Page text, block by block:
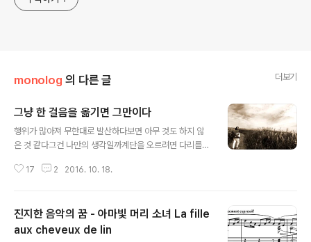
monolog 의 다른 글 더보기
그냥 한 걸음을 옮기면 그만이다
행위가 많아져 무한대로 발산하다보면 아무 것도 하지 않
은 것 같다그건 나만의 생각일까계단을 오르려면 다리를
17 2 2016. 10. 18.
진지한 음악의 꿈 - 아마빛 머리 소녀 La fille
aux cheveux de lin